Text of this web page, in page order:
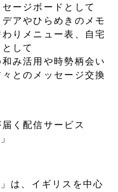
ージボードとして
アやひらめきのメモ
りメニュー表、自宅
して
み活用や時勢柄会い
とのメッセージ交換
く配信サービス
は、イギリスを中心